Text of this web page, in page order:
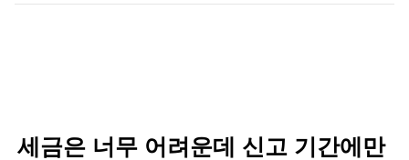
세금은 너무 어려운데 신고 기간에만